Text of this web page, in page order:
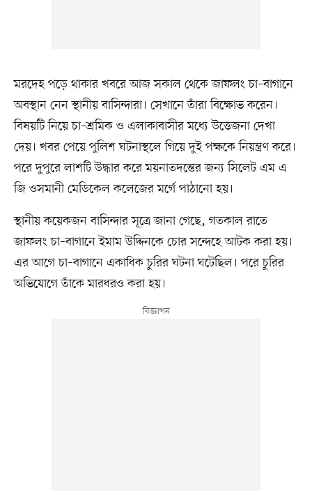
মরদেহ পড়ে থাকার খবরে আজ সকাল থেকে জাফলং চা–বাগানে
অবস্থান নেন স্থানীয় বাসিন্দারা। সেখানে তাঁরা বিক্ষোভ করেন।
বিষয়টি নিয়ে চা–শ্রমিক ও এলাকাবাসীর মধ্যে উত্তেজনা দেখা
দেয়। খবর পেয়ে পুলিশ ঘটনাস্থলে গিয়ে দুই পক্ষকে নিয়ন্ত্রণ করে।
পরে দুপুরে লাশটি উদ্ধার করে ময়নাতদন্তের জন্য সিলেট এম এ
জি ওসমানী মেডিকেল কলেজের মর্গে পাঠানো হয়।
স্থানীয় কয়েকজন বাসিন্দার সূত্রে জানা গেছে, গতকাল রাতে
জাফলং চা–বাগানে ইমাম উদ্দিনকে চোর সন্দেহে আটক করা হয়।
এর আগে চা–বাগানে একাধিক চুরির ঘটনা ঘটেছিল। পরে চুরির
অভিযোগে তাঁকে মারধরও করা হয়।